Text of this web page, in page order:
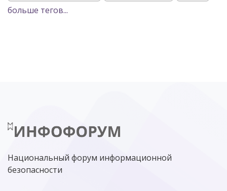
POSITIVE TECHNOLOGIES
МИНЦИФРЫ РОССИИ NGFW
больше тегов...
Национальный форум информационной
безопасности